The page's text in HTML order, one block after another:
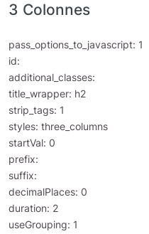
3 Colonnes
pass_options_to_javascript: 1
id:
additional_classes:
title_wrapper: h2
strip_tags: 1
styles: three_columns
startVal: 0
prefix:
suffix:
decimalPlaces: 0
duration: 2
useGrouping: 1